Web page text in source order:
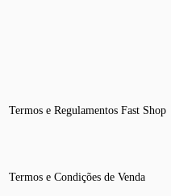
Termos e Regulamentos Fast Shop
Termos e Condições de Venda